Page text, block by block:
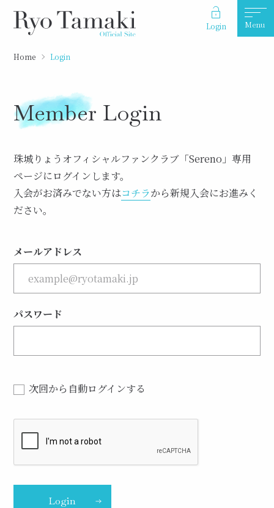
Login Menu
Home Login
Member Login
珠城りょうオフィシャルファンクラブ「Sereno」専用
ページにログインします。
入会がお済みでない方はコチラから新規入会にお進みく
ださい。
メールアドレス
パスワード
次回から自動ログインする
Login